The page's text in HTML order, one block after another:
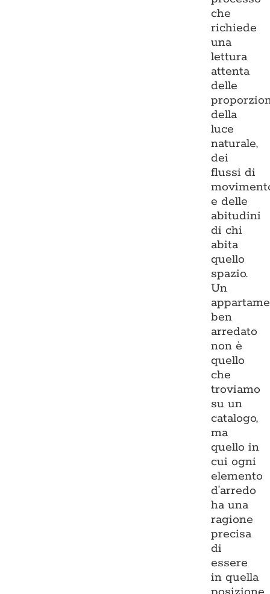
che
richiede
una
lettura
attenta
delle
della
luce
naturale,
dei
flussi di
e delle
abitudini
di chi
abita
quello
spazio.
Un
ben
arredato
non è
quello
che
troviamo
su un
catalogo,
ma
quello in
cui ogni
elemento
d’arredo
ha una
ragione
precisa
di
essere
in quella